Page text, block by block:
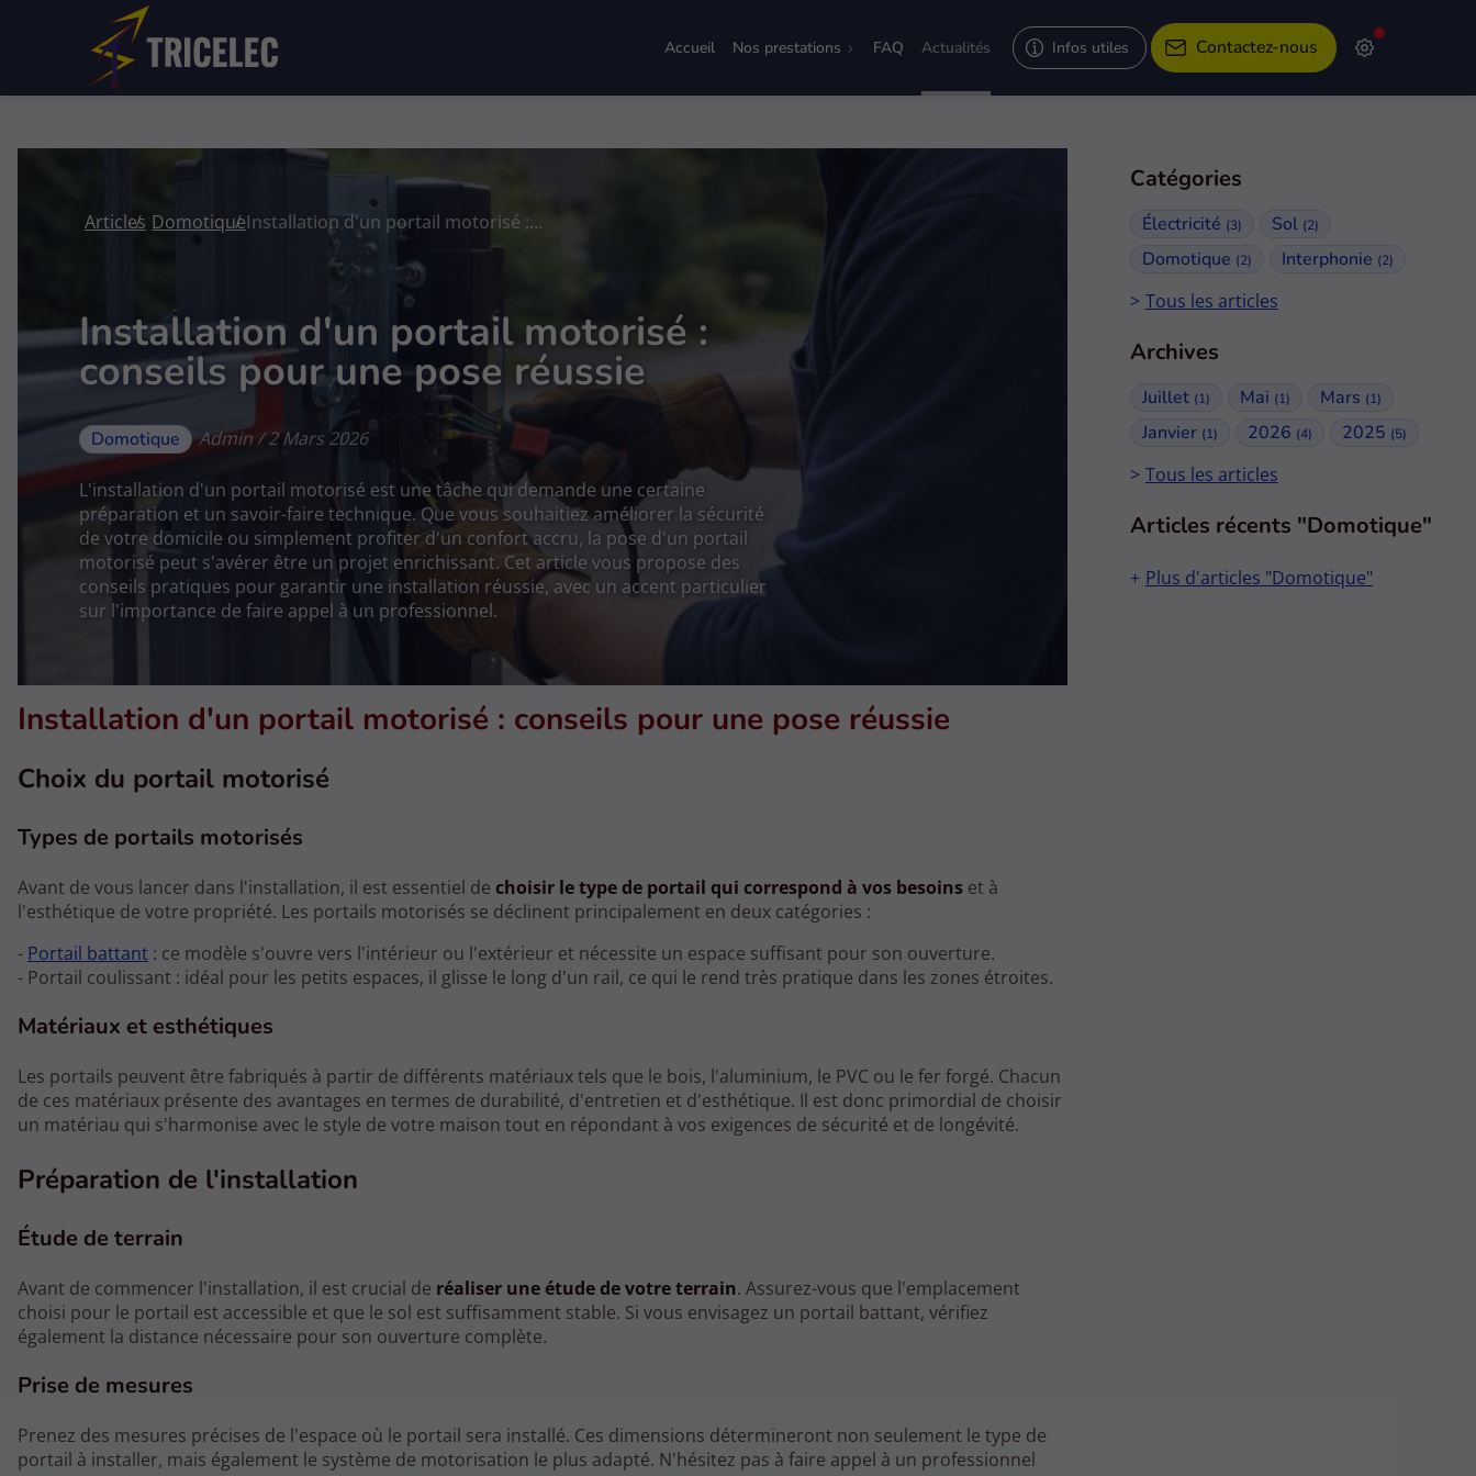
Accueil Nos prestations FAQ Actualités Infos utiles Contactez-nous
Catégories
Électricité (3) Sol (2)
Domotique (2) Interphonie (2)
Tous les articles
Archives
Juillet (1) Mai (1) Mars (1)
Janvier (1) 2026 (4) 2025 (5)
Tous les articles
Articles récents "Domotique"
Plus d'articles "Domotique"
Articles Domotique Installation d'un portail motorisé : conseils pour une pose réussie
Installation d'un portail motorisé :
conseils pour une pose réussie
Domotique Admin / 2 Mars 2026
L'installation d'un portail motorisé est une tâche qui demande une certaine
préparation et un savoir-faire technique. Que vous souhaitiez améliorer la sécurité
de votre domicile ou simplement profiter d'un confort accru, la pose d'un portail
motorisé peut s'avérer être un projet enrichissant. Cet article vous propose des
conseils pratiques pour garantir une installation réussie, avec un accent particulier
sur l'importance de faire appel à un professionnel.
Installation d'un portail motorisé : conseils pour une pose réussie
Choix du portail motorisé
Types de portails motorisés
Avant de vous lancer dans l'installation, il est essentiel de choisir le type de portail qui correspond à vos besoins et à
l'esthétique de votre propriété. Les portails motorisés se déclinent principalement en deux catégories :
- Portail battant : ce modèle s'ouvre vers l'intérieur ou l'extérieur et nécessite un espace suffisant pour son ouverture.
- Portail coulissant : idéal pour les petits espaces, il glisse le long d'un rail, ce qui le rend très pratique dans les zones étroites.
Matériaux et esthétiques
Les portails peuvent être fabriqués à partir de différents matériaux tels que le bois, l'aluminium, le PVC ou le fer forgé. Chacun
de ces matériaux présente des avantages en termes de durabilité, d'entretien et d'esthétique. Il est donc primordial de choisir
un matériau qui s'harmonise avec le style de votre maison tout en répondant à vos exigences de sécurité et de longévité.
Préparation de l'installation
Étude de terrain
Avant de commencer l'installation, il est crucial de réaliser une étude de votre terrain. Assurez-vous que l'emplacement
choisi pour le portail est accessible et que le sol est suffisamment stable. Si vous envisagez un portail battant, vérifiez
également la distance nécessaire pour son ouverture complète.
Prise de mesures
Prenez des mesures précises de l'espace où le portail sera installé. Ces dimensions détermineront non seulement le type de
portail à installer, mais également le système de motorisation le plus adapté. N'hésitez pas à faire appel à un professionnel